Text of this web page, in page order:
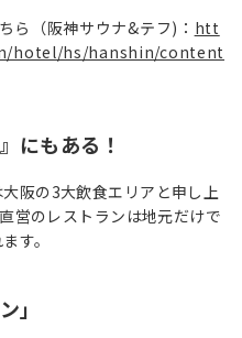
ら（阪神サウナ&テフ)： htt
hotel/hs/hanshin/content
にもある！
阪の3大飲食エリアと申し上
営のレストランは地元だけで
す。
」